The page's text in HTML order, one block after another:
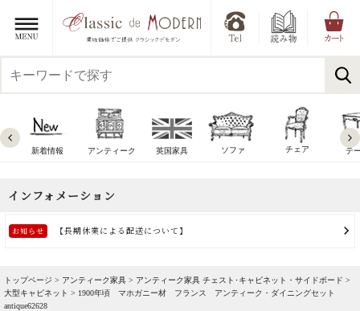
新着情報 アンティーク 英国家具 ソファ チェア テ
トップページ > アンティーク家具 > アンティーク家具 チェスト･キャビネット・サイドボード >
大型キャビネット > 1900年頃 マホガニー材 フランス アンティーク・ダイニングセット
antique62628